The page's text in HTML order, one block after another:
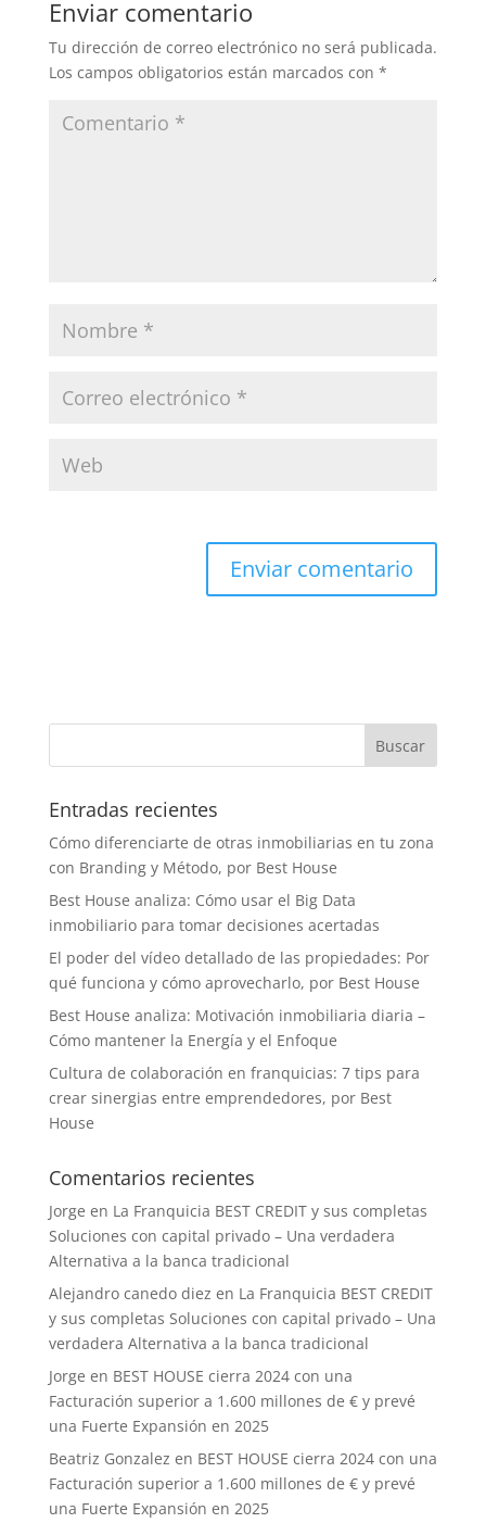
Enviar comentario
Tu dirección de correo electrónico no será publicada.
Los campos obligatorios están marcados con *
Entradas recientes
Cómo diferenciarte de otras inmobiliarias en tu zona
con Branding y Método, por Best House
Best House analiza: Cómo usar el Big Data
inmobiliario para tomar decisiones acertadas
El poder del vídeo detallado de las propiedades: Por
qué funciona y cómo aprovecharlo, por Best House
Best House analiza: Motivación inmobiliaria diaria –
Cómo mantener la Energía y el Enfoque
Cultura de colaboración en franquicias: 7 tips para
crear sinergias entre emprendedores, por Best
House
Comentarios recientes
Jorge en La Franquicia BEST CREDIT y sus completas
Soluciones con capital privado – Una verdadera
Alternativa a la banca tradicional
Alejandro canedo diez en La Franquicia BEST CREDIT
y sus completas Soluciones con capital privado – Una
verdadera Alternativa a la banca tradicional
Jorge en BEST HOUSE cierra 2024 con una
Facturación superior a 1.600 millones de € y prevé
una Fuerte Expansión en 2025
Beatriz Gonzalez en BEST HOUSE cierra 2024 con una
Facturación superior a 1.600 millones de € y prevé
una Fuerte Expansión en 2025